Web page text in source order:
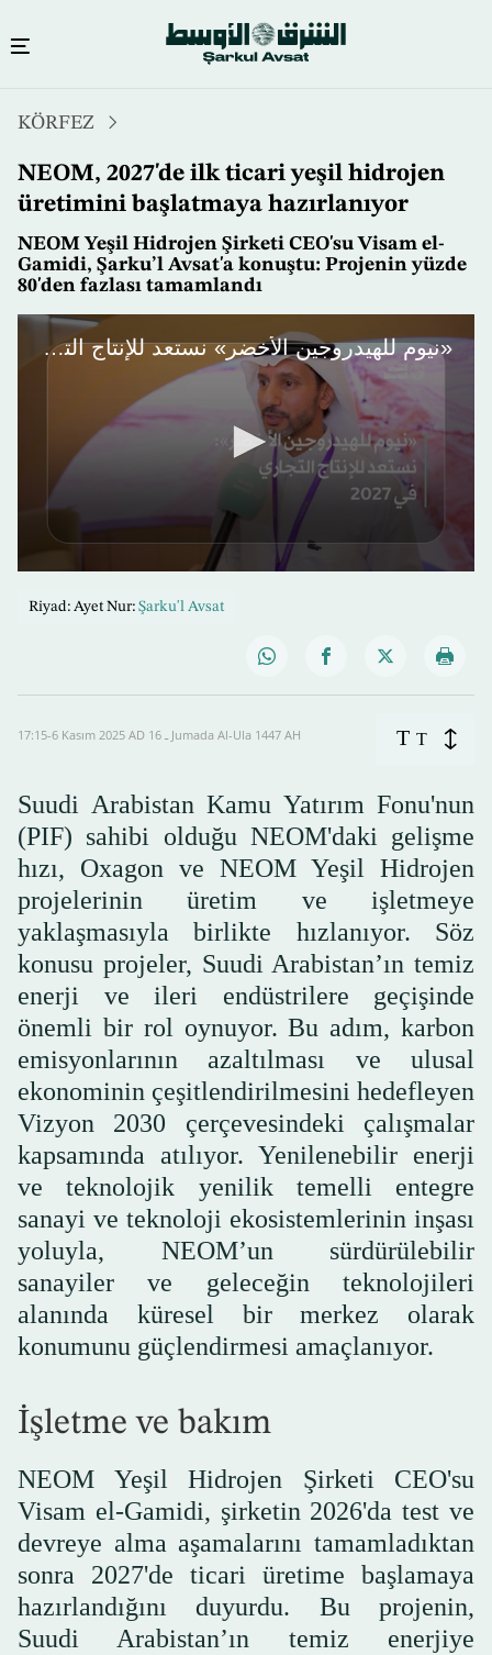
içeriğe
atla
KÖRFEZ
NEOM, 2027'de ilk ticari yeşil hidrojen
üretimini başlatmaya hazırlanıyor
NEOM Yeşil Hidrojen Şirketi CEO'su Visam el-
Gamidi, Şarku’l Avsat'a konuştu: Projenin yüzde
80'den fazlası tamamlandı
«نيوم للهيدروجين الأخضر» نستعد للإنتاج التجاري في 2027
seconds
ofRiyad: Ayet Nur: Şarku'l Avsat
17:15-6 Kasım 2025 AD ـ 16 Jumada Al-Ula 1447 AH T T
Suudi Arabistan Kamu Yatırım Fonu'nun
(PIF) sahibi olduğu NEOM'daki gelişme
hızı, Oxagon ve NEOM Yeşil Hidrojen
projelerinin üretim ve işletmeye
yaklaşmasıyla birlikte hızlanıyor. Söz
konusu projeler, Suudi Arabistan’ın temiz
enerji ve ileri endüstrilere geçişinde
önemli bir rol oynuyor. Bu adım, karbon
emisyonlarının azaltılması ve ulusal
ekonominin çeşitlendirilmesini hedefleyen
Vizyon 2030 çerçevesindeki çalışmalar
kapsamında atılıyor. Yenilenebilir enerji
ve teknolojik yenilik temelli entegre
sanayi ve teknoloji ekosistemlerinin inşası
yoluyla, NEOM’un sürdürülebilir
sanayiler ve geleceğin teknolojileri
alanında küresel bir merkez olarak
konumunu güçlendirmesi amaçlanıyor.
İşletme ve bakım
NEOM Yeşil Hidrojen Şirketi CEO'su
Visam el-Gamidi, şirketin 2026'da test ve
devreye alma aşamalarını tamamladıktan
sonra 2027'de ticari üretime başlamaya
hazırlandığını duyurdu. Bu projenin,
Suudi Arabistan’ın temiz enerjiye